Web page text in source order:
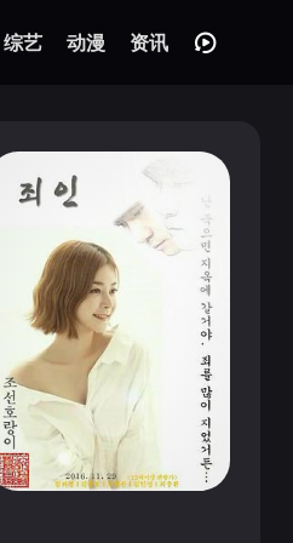
综艺 动漫 资讯